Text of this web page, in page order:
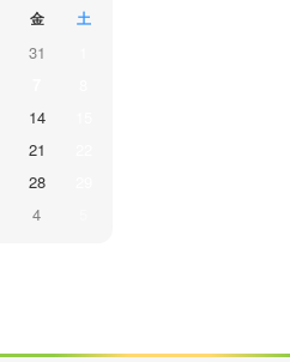
金 土
31
14
21
28
4